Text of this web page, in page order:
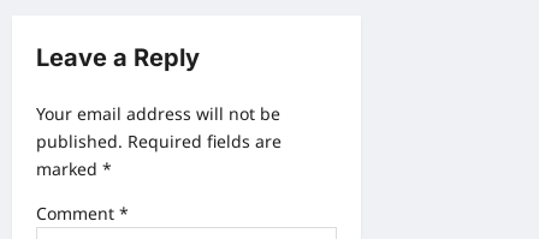
v
g
a
t
Leave a Reply
Your email address will not be
published. Required fields are
marked *
Comment *